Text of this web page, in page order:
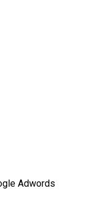
Adwords